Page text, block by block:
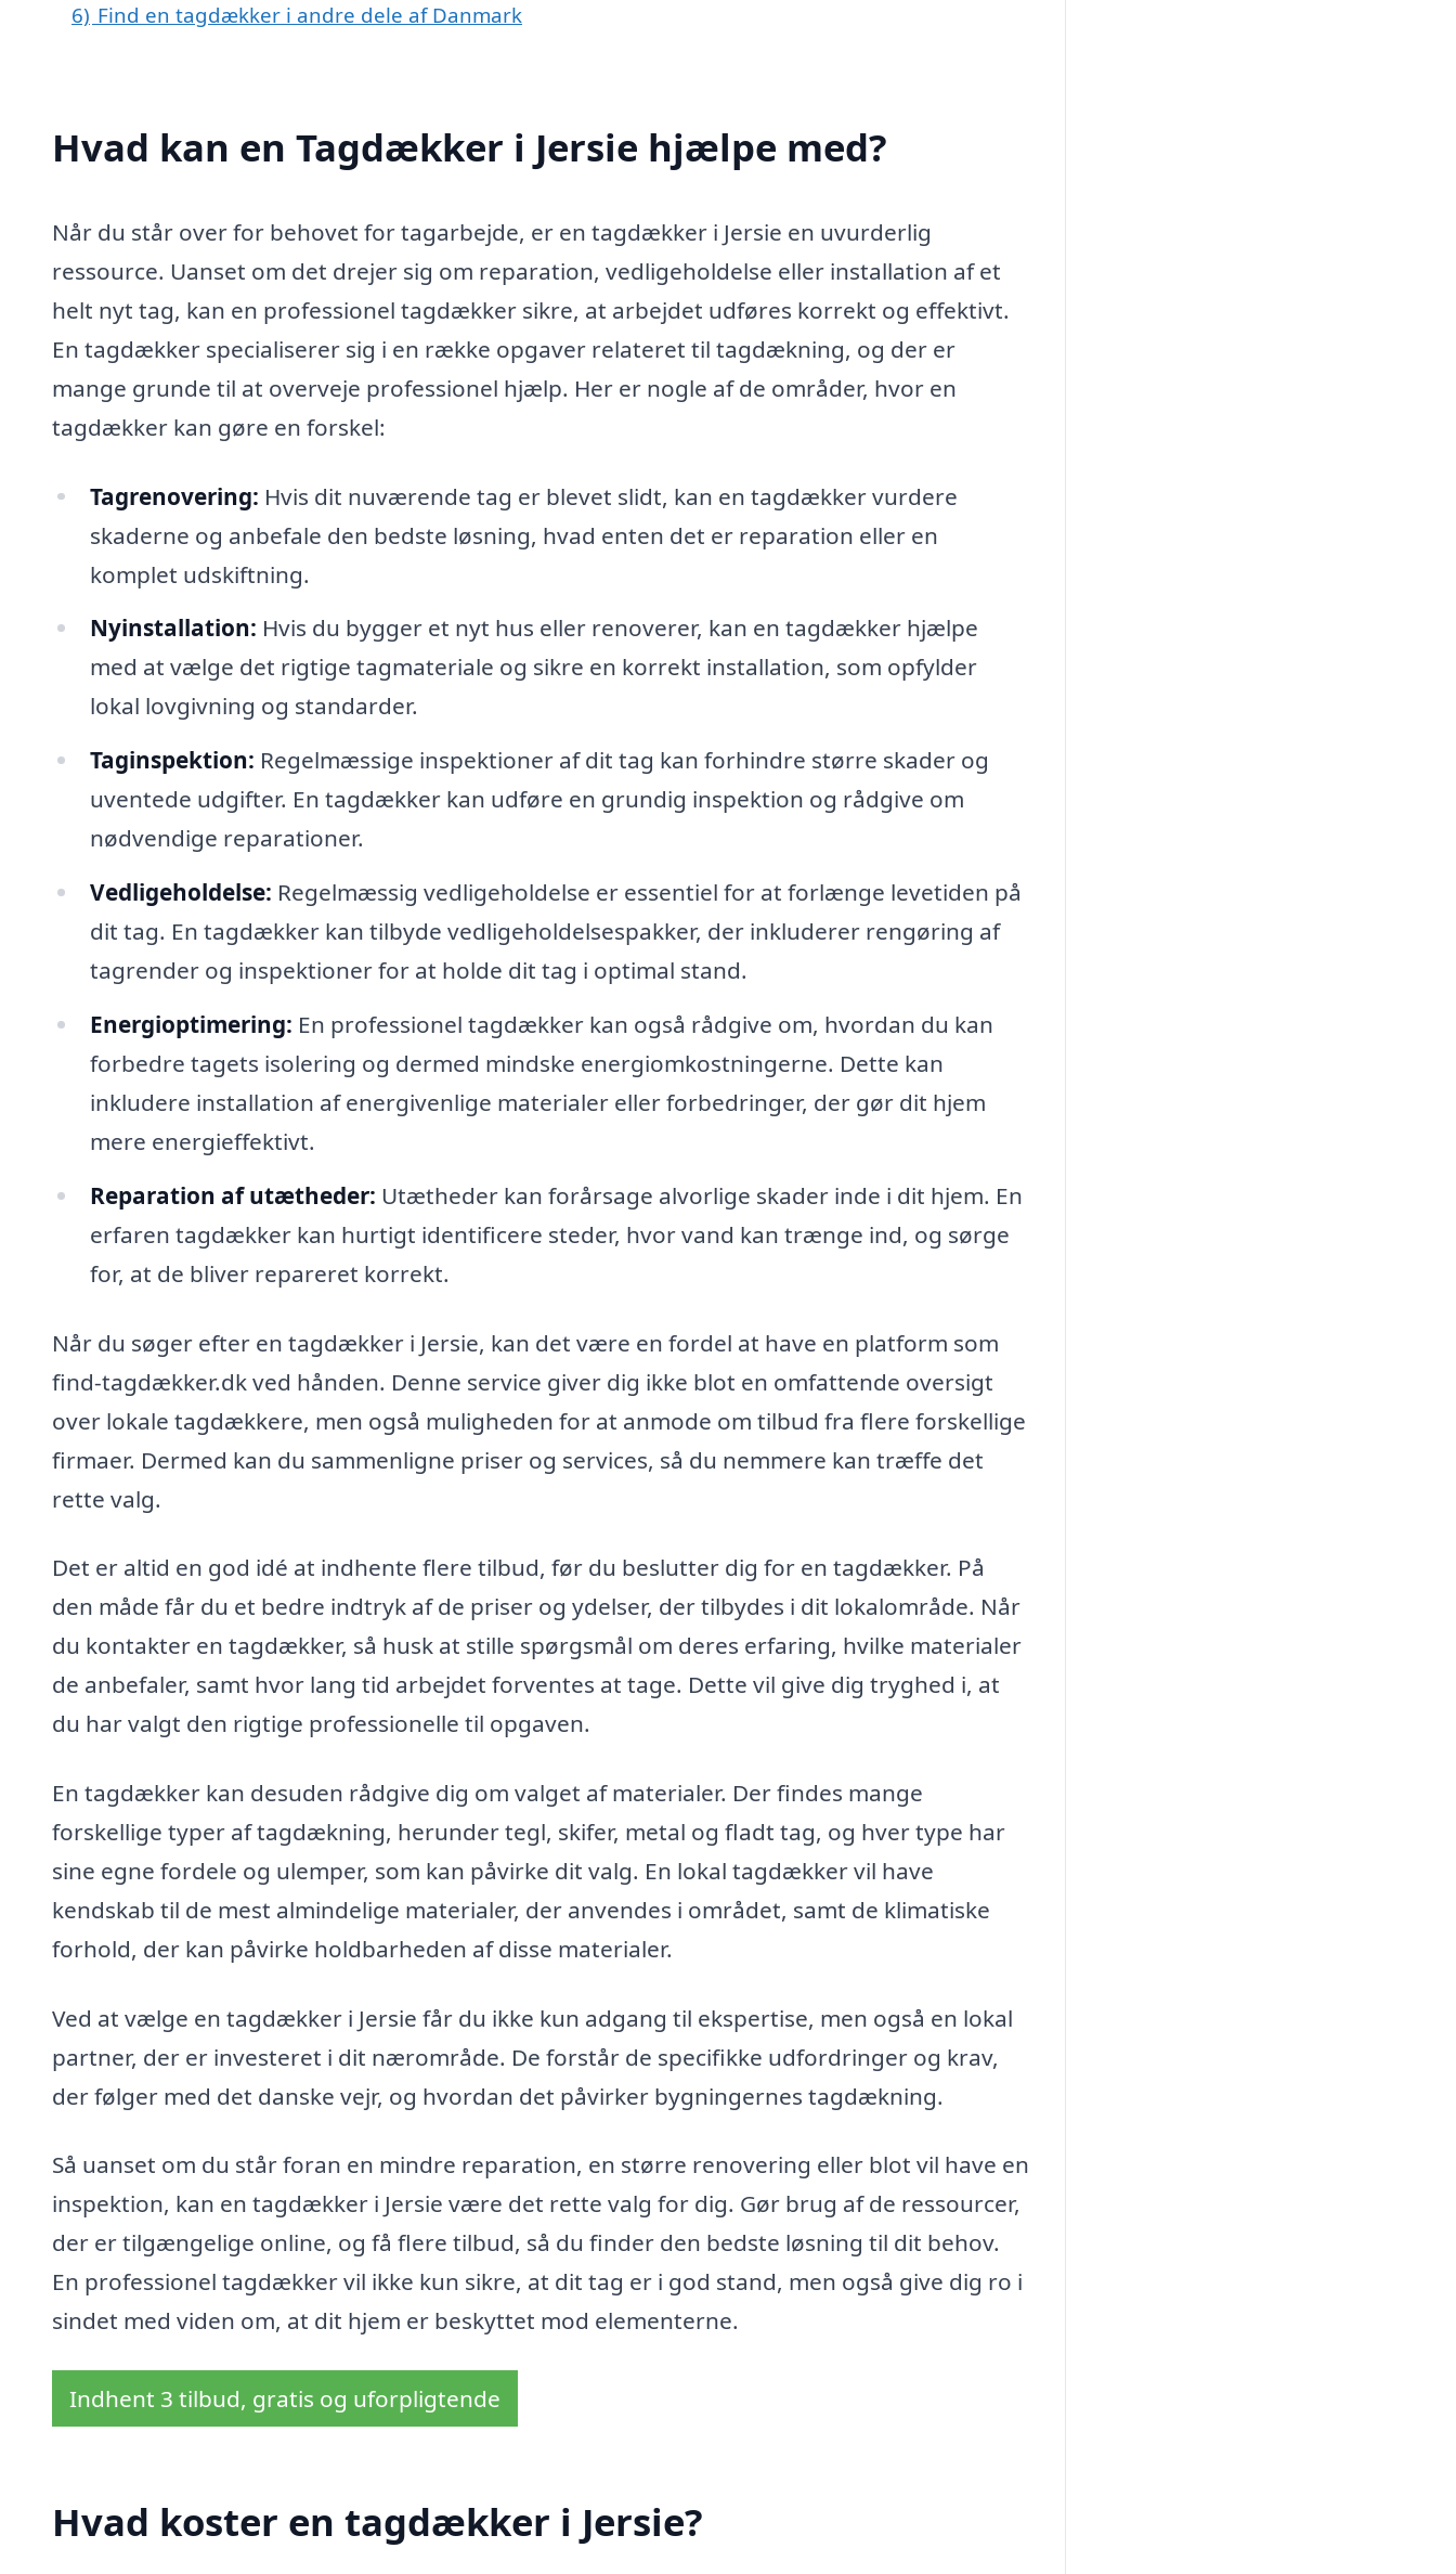
6) Find en tagdækker i andre dele af Danmark
Hvad kan en Tagdækker i Jersie hjælpe med?
Når du står over for behovet for tagarbejde, er en tagdækker i Jersie en uvurderlig
ressource. Uanset om det drejer sig om reparation, vedligeholdelse eller installation af et
helt nyt tag, kan en professionel tagdækker sikre, at arbejdet udføres korrekt og effektivt.
En tagdækker specialiserer sig i en række opgaver relateret til tagdækning, og der er
mange grunde til at overveje professionel hjælp. Her er nogle af de områder, hvor en
tagdækker kan gøre en forskel:
Tagrenovering: Hvis dit nuværende tag er blevet slidt, kan en tagdækker vurdere
skaderne og anbefale den bedste løsning, hvad enten det er reparation eller en
komplet udskiftning.
Nyinstallation: Hvis du bygger et nyt hus eller renoverer, kan en tagdækker hjælpe
med at vælge det rigtige tagmateriale og sikre en korrekt installation, som opfylder
lokal lovgivning og standarder.
Taginspektion: Regelmæssige inspektioner af dit tag kan forhindre større skader og
uventede udgifter. En tagdækker kan udføre en grundig inspektion og rådgive om
nødvendige reparationer.
Vedligeholdelse: Regelmæssig vedligeholdelse er essentiel for at forlænge levetiden på
dit tag. En tagdækker kan tilbyde vedligeholdelsespakker, der inkluderer rengøring af
tagrender og inspektioner for at holde dit tag i optimal stand.
Energioptimering: En professionel tagdækker kan også rådgive om, hvordan du kan
forbedre tagets isolering og dermed mindske energiomkostningerne. Dette kan
inkludere installation af energivenlige materialer eller forbedringer, der gør dit hjem
mere energieffektivt.
Reparation af utætheder: Utætheder kan forårsage alvorlige skader inde i dit hjem. En
erfaren tagdækker kan hurtigt identificere steder, hvor vand kan trænge ind, og sørge
for, at de bliver repareret korrekt.
Når du søger efter en tagdækker i Jersie, kan det være en fordel at have en platform som
find-tagdækker.dk ved hånden. Denne service giver dig ikke blot en omfattende oversigt
over lokale tagdækkere, men også muligheden for at anmode om tilbud fra flere forskellige
firmaer. Dermed kan du sammenligne priser og services, så du nemmere kan træffe det
rette valg.
Det er altid en god idé at indhente flere tilbud, før du beslutter dig for en tagdækker. På
den måde får du et bedre indtryk af de priser og ydelser, der tilbydes i dit lokalområde. Når
du kontakter en tagdækker, så husk at stille spørgsmål om deres erfaring, hvilke materialer
de anbefaler, samt hvor lang tid arbejdet forventes at tage. Dette vil give dig tryghed i, at
du har valgt den rigtige professionelle til opgaven.
En tagdækker kan desuden rådgive dig om valget af materialer. Der findes mange
forskellige typer af tagdækning, herunder tegl, skifer, metal og fladt tag, og hver type har
sine egne fordele og ulemper, som kan påvirke dit valg. En lokal tagdækker vil have
kendskab til de mest almindelige materialer, der anvendes i området, samt de klimatiske
forhold, der kan påvirke holdbarheden af disse materialer.
Ved at vælge en tagdækker i Jersie får du ikke kun adgang til ekspertise, men også en lokal
partner, der er investeret i dit nærområde. De forstår de specifikke udfordringer og krav,
der følger med det danske vejr, og hvordan det påvirker bygningernes tagdækning.
Så uanset om du står foran en mindre reparation, en større renovering eller blot vil have en
inspektion, kan en tagdækker i Jersie være det rette valg for dig. Gør brug af de ressourcer,
der er tilgængelige online, og få flere tilbud, så du finder den bedste løsning til dit behov.
En professionel tagdækker vil ikke kun sikre, at dit tag er i god stand, men også give dig ro i
sindet med viden om, at dit hjem er beskyttet mod elementerne.
Indhent 3 tilbud, gratis og uforpligtende
Hvad koster en tagdækker i Jersie?